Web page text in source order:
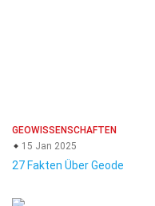
GEOWISSENSCHAFTEN
15 Jan 2025
27 Fakten Über Geode